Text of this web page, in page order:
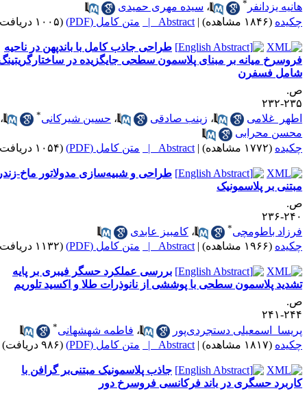
یزدانفر
،سیده مهری حمیدی
(۱۸۴۶ مشاهده) |
Abstract | متن کامل (PDF) (۱۰۰۵ دریافت)
طراحی جاذب کامل با باندپهن در ناحیه
میانه بر مبنای پلاسمون سطحی جایگزیده در ساختارگریتینگ
فسفرن
۲۳۲
غلامی
،زینب صادقی ،حسین شیرکانی
،
محرابی
(۱۷۷۲ مشاهده) |
Abstract | متن کامل (PDF) (۱۰۵۴ دریافت)
طراحی و شبیه‌سازی مدولاتور ماخ-زندر
بر پلاسمونیک
۲۳۶
باطومچی
،کامبیز عابدی
(۱۹۶۶ مشاهده) |
Abstract | متن کامل (PDF) (۱۱۳۲ دریافت)
بررسی عملکرد حسگر فیبری بر پایه
پلاسمون سطحی با پوششی از نانوذرات طلا و اکسید تلوریم
۲۴۱
اسمعیلی دستجردی‌پور
،فاطمه شهشهانی
(۱۸۱۷ مشاهده) |
Abstract | متن کامل (PDF) (۹۸۶ دریافت)
جاذب پلاسمونیک مبتنی‌بر گرافن با
حسگری در باند فرکانسی فروسرخ دور